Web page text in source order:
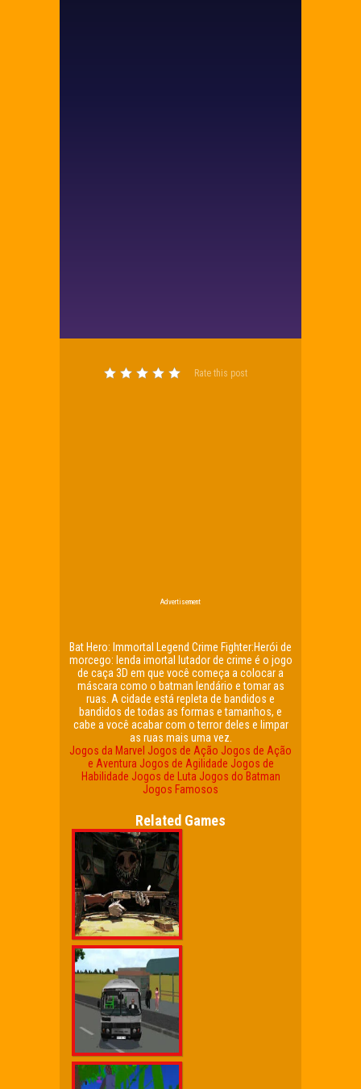
Rate this post
Advertisement
Bat Hero: Immortal Legend Crime Fighter:Herói de
morcego: lenda imortal lutador de crime é o jogo
de caça 3D em que você começa a colocar a
máscara como o batman lendário e tomar as
ruas. A cidade está repleta de bandidos e
bandidos de todas as formas e tamanhos, e
cabe a você acabar com o terror deles e limpar
as ruas mais uma vez.
Jogos da Marvel Jogos de Ação Jogos de Ação
e Aventura Jogos de Agilidade Jogos de
Habilidade Jogos de Luta Jogos do Batman
Jogos Famosos
Related Games